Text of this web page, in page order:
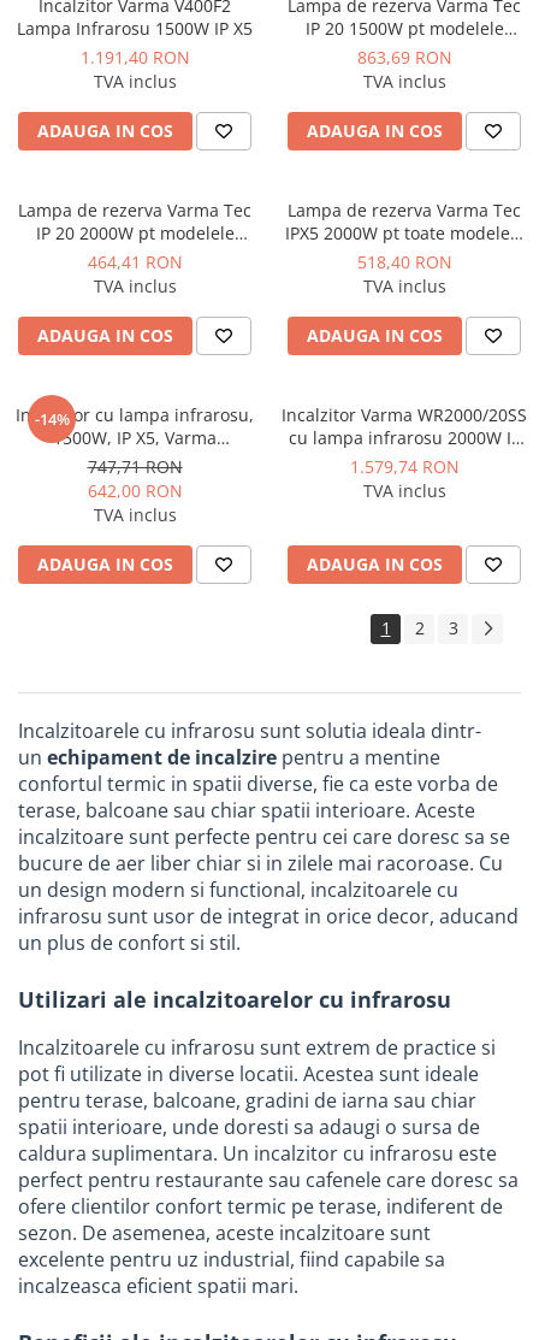
termostate
Regulatoare electronice
Servoregulatoare
convectori
Ventile termice de amestec
Traductoare
UPS-uri si stabilizatoare de
tensiune
Ventile electromagnetice
Automatizare centrala termica
Termostate aplicatii industriale
Accesorii pentru echipamente
industriale
Echipamente pentru tratarea si
Motopompe
Hidrofoare
Vase de expansiune pentru
hidrofor
Grupuri de pompare apa
Rezervoare apa si accesorii stocare
Echipamente de filtrare si
dedurizare apa
Camine apometru
Tevi si accesorii pentru puturi
Obiecte sanitare
Baterii baie
Baterii bucatarie
Baterii bucatarie cu filtru
Clapete de actionare
Incalzitor Varma V400F2
Lampa Infrarosu 1500W IP X5
1.191,40 RON
TVA inclus
ADAUGA IN COS
Lampa de rezerva Varma Tec
IP 20 1500W pt modelele
V400F si VTOW30FM -
SP990501
863,69 RON
TVA inclus
ADAUGA IN COS
Lampa de rezerva Varma Tec
IP 20 2000W pt modelele
WR2000/20 si WR2000/20SS -
SP990502
464,41 RON
TVA inclus
ADAUGA IN COS
Lampa de rezerva Varma Tec
IPX5 2000W pt toate modelele
2000W waterproof - SP990504
518,40 RON
TVA inclus
ADAUGA IN COS
-14%
Incalzitor cu lampa infrarosu,
1500W, IP X5, Varma
V301/20X5
747,71 RON
642,00 RON
TVA inclus
ADAUGA IN COS
Incalzitor Varma WR2000/20SS
cu lampa infrarosu 2000W IP
23
1.579,74 RON
TVA inclus
ADAUGA IN COS
1 2 3
Incalzitoarele cu infrarosu sunt solutia ideala dintr-
un echipament de incalzire pentru a mentine
confortul termic in spatii diverse, fie ca este vorba de
terase, balcoane sau chiar spatii interioare. Aceste
incalzitoare sunt perfecte pentru cei care doresc sa se
bucure de aer liber chiar si in zilele mai racoroase. Cu
un design modern si functional, incalzitoarele cu
infrarosu sunt usor de integrat in orice decor, aducand
un plus de confort si stil.
Utilizari ale incalzitoarelor cu infrarosu
Incalzitoarele cu infrarosu sunt extrem de practice si
pot fi utilizate in diverse locatii. Acestea sunt ideale
pentru terase, balcoane, gradini de iarna sau chiar
spatii interioare, unde doresti sa adaugi o sursa de
caldura suplimentara. Un incalzitor cu infrarosu este
perfect pentru restaurante sau cafenele care doresc sa
ofere clientilor confort termic pe terase, indiferent de
sezon. De asemenea, aceste incalzitoare sunt
excelente pentru uz industrial, fiind capabile sa
incalzeasca eficient spatii mari.